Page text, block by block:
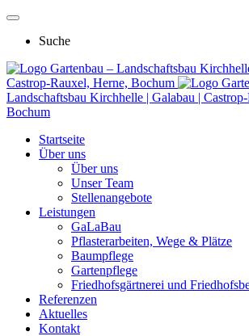
Suche
Gartenbau – Landschaftsbau
Castrop-Rauxel, Herne, Bochum
Landschaftsbau Kirchhelle | Galabau |
Bochum
Startseite
Über uns
Über uns
Unser Team
Stellenangebote
Leistungen
GaLaBau
Pflasterarbeiten, Wege & Plätze
Baumpflege
Gartenpflege
Friedhofsgärtnerei und
Referenzen
Aktuelles
Kontakt